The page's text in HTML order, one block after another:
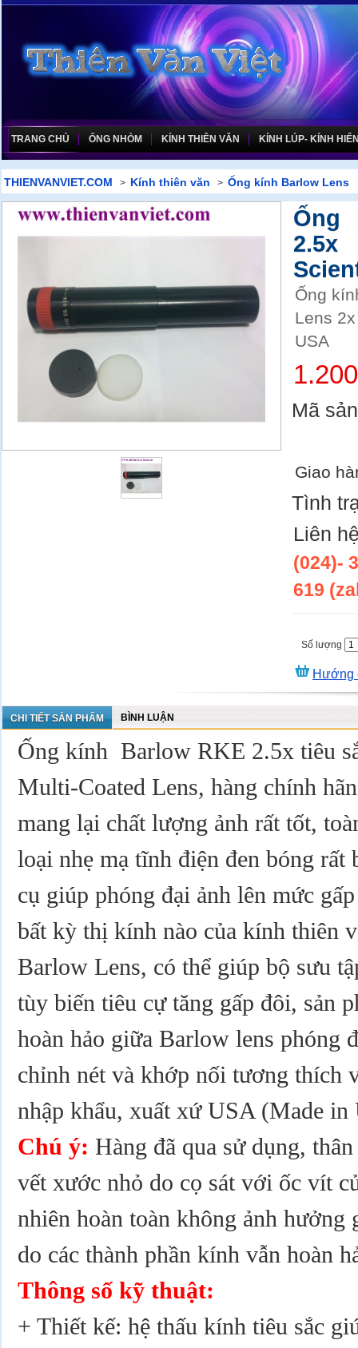
TRANG CHỦ ỐNG NHÒM KÍNH THIÊN VĂN KÍNH LÚP- KÍNH
THIENVANVIET.COM > Kính thiên văn > Ống kính Barlow Lens
Ống
Ống
Lens
USA
Mã
Giao
Tình
Liên
(024)-
619
Số lượng
Hướng
CHI TIẾT SẢN PHẨM BÌNH LUẬN
Ống kính Barlow RKE 2.5x tiêu
Multi-Coated Lens, hàng chính
mang lại chất lượng ảnh rất tốt,
loại nhẹ mạ tĩnh điện đen bóng rất
cụ giúp phóng đại ảnh lên mức
bất kỳ thị kính nào của kính thiên
Barlow Lens, có thể giúp bộ sưu
tùy biến tiêu cự tăng gấp đôi, sản
hoàn hảo giữa Barlow lens phóng
chỉnh nét và khớp nối tương thích
nhập khẩu, xuất xứ USA (Made
Chú ý: Hàng đã qua sử dụng,
vết xước nhỏ do cọ sát với ốc vít
nhiên hoàn toàn không ảnh hưởng
do các thành phần kính vẫn hoàn
Thông số kỹ thuật:
+ Thiết kế: hệ thấu kính tiêu sắc